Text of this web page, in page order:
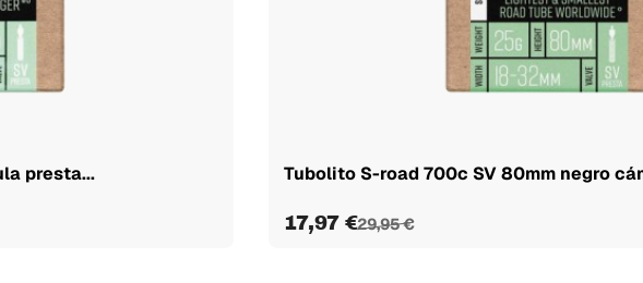
presta... Tubolito S-road 700c SV 80mm negro
17,97 €29,95 €